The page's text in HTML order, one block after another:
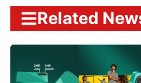
Related